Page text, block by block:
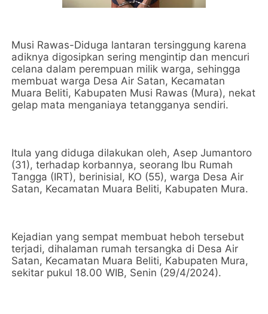
Musi Rawas-Diduga lantaran tersinggung karena
adiknya digosipkan sering mengintip dan mencuri
celana dalam perempuan milik warga, sehingga
membuat warga Desa Air Satan, Kecamatan
Muara Beliti, Kabupaten Musi Rawas (Mura), nekat
gelap mata menganiaya tetangganya sendiri.
Itula yang diduga dilakukan oleh, Asep Jumantoro
(31), terhadap korbannya, seorang Ibu Rumah
Tangga (IRT), berinisial, KO (55), warga Desa Air
Satan, Kecamatan Muara Beliti, Kabupaten Mura.
Kejadian yang sempat membuat heboh tersebut
terjadi, dihalaman rumah tersangka di Desa Air
Satan, Kecamatan Muara Beliti, Kabupaten Mura,
sekitar pukul 18.00 WIB, Senin (29/4/2024).